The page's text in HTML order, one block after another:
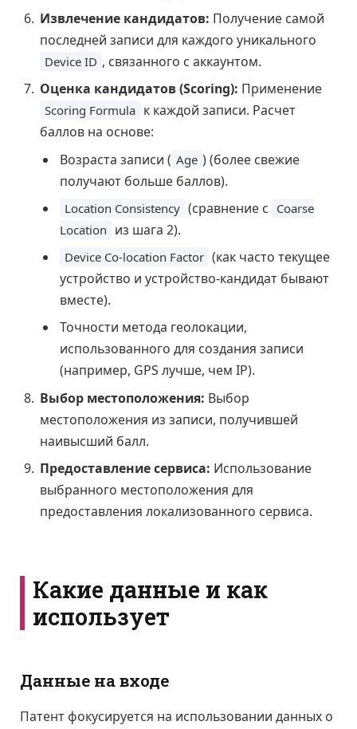
Извлечение кандидатов: Получение самой
последней записи для каждого уникального
Device ID , связанного с аккаунтом.
Оценка кандидатов (Scoring): Применение
Scoring Formula к каждой записи. Расчет
баллов на основе:
Возраста записи ( Age ) (более свежие
получают больше баллов).
Location Consistency (сравнение с Coarse
Location из шага 2).
Device Co-location Factor (как часто текущее
устройство и устройство-кандидат бывают
вместе).
Точности метода геолокации,
использованного для создания записи
(например, GPS лучше, чем IP).
Выбор местоположения: Выбор
местоположения из записи, получившей
наивысший балл.
Предоставление сервиса: Использование
выбранного местоположения для
предоставления локализованного сервиса.
Какие данные и как
использует
Данные на входе
Патент фокусируется на использовании данных о